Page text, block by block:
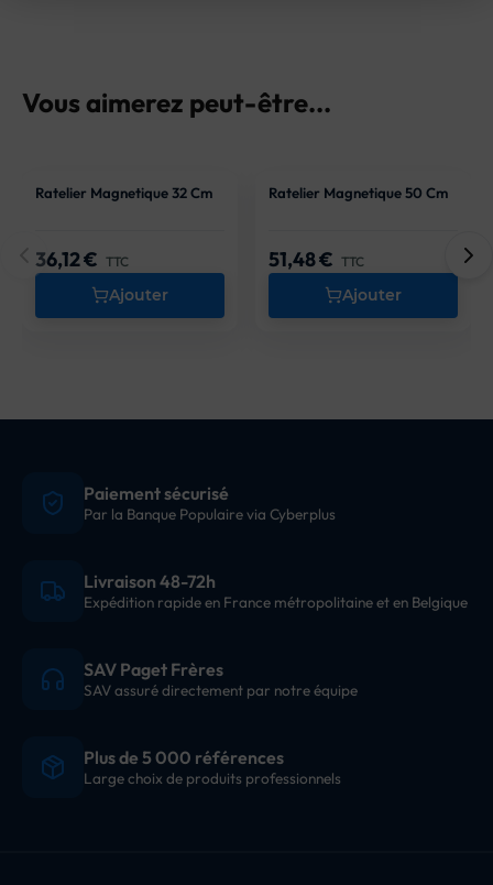
Vous aimerez peut-être...
Ratelier Magnetique 32 Cm
Prix
36,12 € TTC
Ajouter
Ratelier Magnetique 50 Cm
Prix
51,48 € TTC
Ajouter
Paiement sécurisé
Par la Banque Populaire via Cyberplus
Livraison 48-72h
Expédition rapide en France métropolitaine et en Belgique
SAV Paget Frères
SAV assuré directement par notre équipe
Plus de 5 000 références
Large choix de produits professionnels